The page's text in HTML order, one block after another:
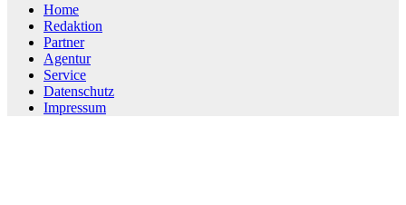
Home
Redaktion
Partner
Agentur
Service
Datenschutz
Impressum